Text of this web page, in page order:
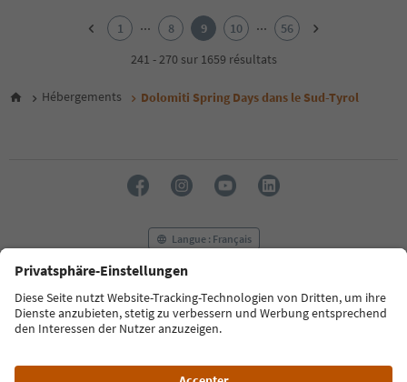
6
16
17
18
19
21
1 ... 8 9 10 ...
56
241 - 270 sur 1659 résultats
Hébergements Dolomiti Spring Days dans le Sud-Tyrol
Langue : Français
FAQ Contactez-nous Presse
MICE
Politique de confidentialité
Conditions générales
Empreinte
Déclaration d’accessibilité South Tyrol B2B